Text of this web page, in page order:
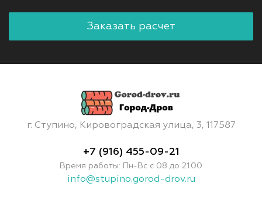
г. Ступино, Кировоградская улица, 3, 117587
+7 (916) 455-09-21
Время работы: Пн-Вс с 08.до 21.00
info@stupino.gorod-drov.ru